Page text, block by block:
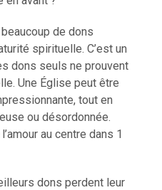
de dons
spirituelle. C’est un
dons seuls ne prouvent
Une Église peut être
tout en
ou désordonnée.
au centre dans 1
dons perdent leur